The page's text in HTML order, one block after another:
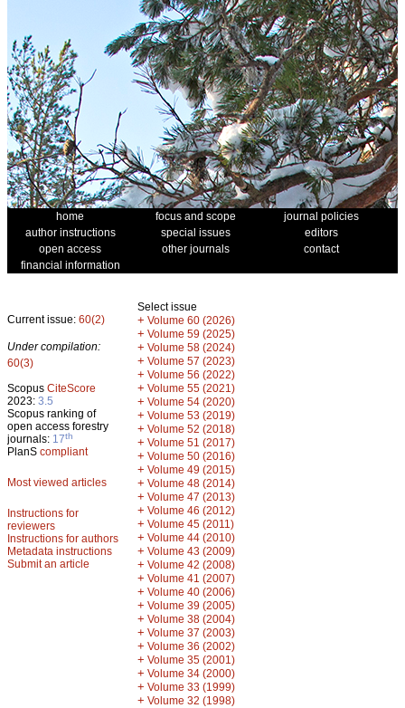
home focus and scope
journal policies
author instructions
special issues
editors
open access
other journals
contact
financial information
Current issue: 60(2)
Under compilation:
60(3)
Scopus CiteScore
2023: 3.5
Scopus ranking of
open access forestry
journals: 17th
PlanS compliant
Most viewed articles
Instructions for
reviewers
Instructions for authors
Metadata instructions
Submit an article
Select issue
+ Volume 60 (2026)
+ Volume 59 (2025)
+ Volume 58 (2024)
+ Volume 57 (2023)
+ Volume 56 (2022)
+ Volume 55 (2021)
+ Volume 54 (2020)
+ Volume 53 (2019)
+ Volume 52 (2018)
+ Volume 51 (2017)
+ Volume 50 (2016)
+ Volume 49 (2015)
+ Volume 48 (2014)
+ Volume 47 (2013)
+ Volume 46 (2012)
+ Volume 45 (2011)
+ Volume 44 (2010)
+ Volume 43 (2009)
+ Volume 42 (2008)
+ Volume 41 (2007)
+ Volume 40 (2006)
+ Volume 39 (2005)
+ Volume 38 (2004)
+ Volume 37 (2003)
+ Volume 36 (2002)
+ Volume 35 (2001)
+ Volume 34 (2000)
+ Volume 33 (1999)
+ Volume 32 (1998)